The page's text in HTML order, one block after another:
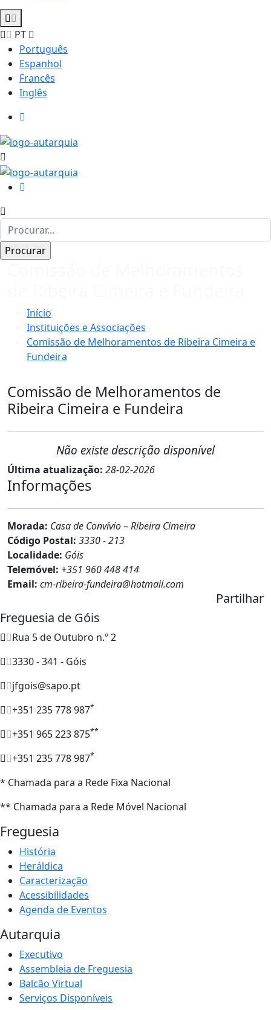
PT
Português
Espanhol
Francês
Inglês
Início
Instituições e Associações
Comissão de Melhoramentos de Ribeira Cimeira e
Fundeira
Comissão de Melhoramentos de
Ribeira Cimeira e Fundeira
Não existe descrição disponível
Última atualização: 28-02-2026
Informações
Morada: Casa de Convívio – Ribeira Cimeira
Código Postal: 3330 - 213
Localidade: Góis
Telemóvel: +351 960 448 414
Email: cm-ribeira-fundeira@hotmail.com
Partilhar
Freguesia de Góis
Rua 5 de Outubro n.º 2
3330 - 341 - Góis
jfgois@sapo.pt
+351 235 778 987*
+351 965 223 875**
+351 235 778 987*
* Chamada para a Rede Fixa Nacional
** Chamada para a Rede Móvel Nacional
Freguesia
História
Heráldica
Caracterização
Acessibilidades
Agenda de Eventos
Autarquia
Executivo
Assembleia de Freguesia
Balcão Virtual
Serviços Disponíveis